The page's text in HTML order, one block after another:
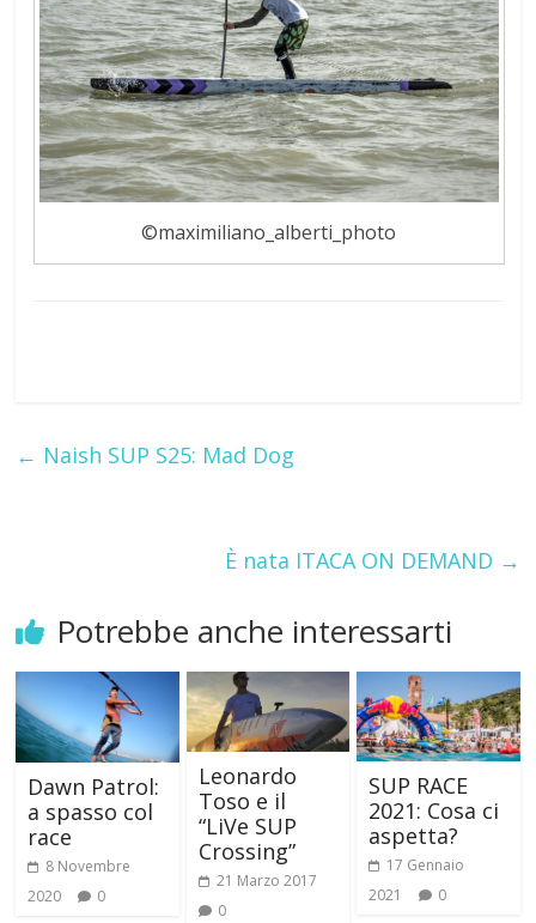
©maximiliano_alberti_photo
← Naish SUP S25: Mad Dog
È nata ITACA ON DEMAND →
Potrebbe anche interessarti
Dawn Patrol:
a spasso col
race
8 Novembre
2020
0
Leonardo
Toso e il
“LiVe SUP
Crossing”
21 Marzo 2017
0
SUP RACE
2021: Cosa ci
aspetta?
17 Gennaio
2021
0